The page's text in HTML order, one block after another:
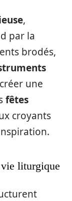
,
par la
brodés,
une
fêtes
croyants
liturgique